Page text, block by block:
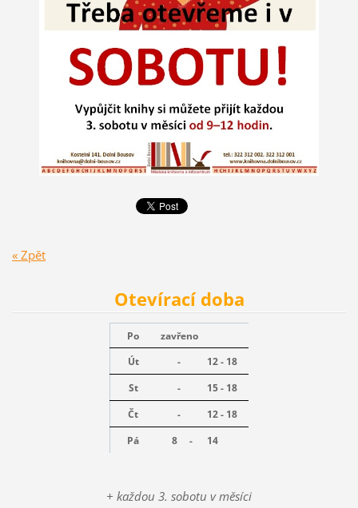
« Zpět
Otevírací doba
Po
zavřeno
Út
-
12 - 18
St
-
15 - 18
Čt
-
12 - 18
Pá
8 - 14
+ každou 3. sobotu v měsíci